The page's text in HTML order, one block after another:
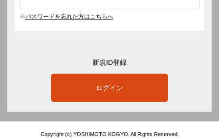
パスワードを忘れた方はこちらへ
ログイン
新規ID登録
Copyright (c) YOSHIMOTO KOGYO. All Rights Reserved.